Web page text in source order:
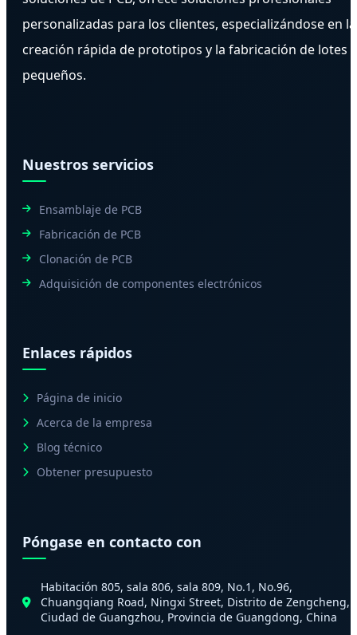
personalizadas para los clientes, especializándose en la
creación rápida de prototipos y la fabricación de lotes
pequeños.
Nuestros servicios
Ensamblaje de PCB
Fabricación de PCB
Clonación de PCB
Adquisición de componentes electrónicos
Enlaces rápidos
Página de inicio
Acerca de la empresa
Blog técnico
Obtener presupuesto
Póngase en contacto con
Habitación 805, sala 806, sala 809, No.1, No.96,
Chuangqiang Road, Ningxi Street, Distrito de Zengcheng,
Ciudad de Guangzhou, Provincia de Guangdong, China